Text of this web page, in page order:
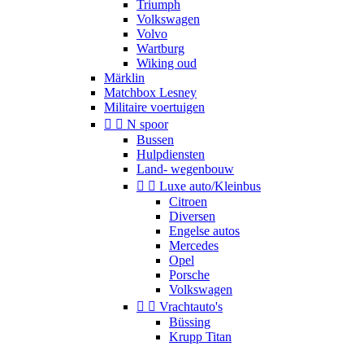
Triumph
Volkswagen
Volvo
Wartburg
Wiking oud
Märklin
Matchbox Lesney
Militaire voertuigen
  N spoor
Bussen
Hulpdiensten
Land- wegenbouw
  Luxe auto/Kleinbus
Citroen
Diversen
Engelse autos
Mercedes
Opel
Porsche
Volkswagen
  Vrachtauto's
Büssing
Krupp Titan